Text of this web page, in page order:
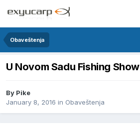
Obaveštenja
U Novom Sadu Fishing Show
By Pike
January 8, 2016 in Obaveštenja